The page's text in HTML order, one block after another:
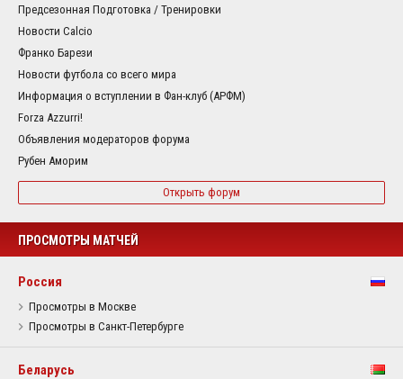
Предсезонная Подготовка / Тренировки
Новости Calcio
Франко Барези
Новости футбола со всего мира
Информация о вступлении в Фан-клуб (АРФМ)
Forza Azzurri!
Объявления модераторов форума
Рубен Аморим
Открыть форум
ПРОСМОТРЫ МАТЧЕЙ
Россия
Просмотры в Москве
Просмотры в Санкт-Петербурге
Беларусь